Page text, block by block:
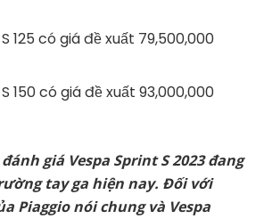
125 có giá đề xuất 79,500,000
150 có giá đề xuất 93,000,000
giá Vespa Sprint S 2023 đang
tay ga hiện nay. Đối với
Piaggio nói chung và Vespa